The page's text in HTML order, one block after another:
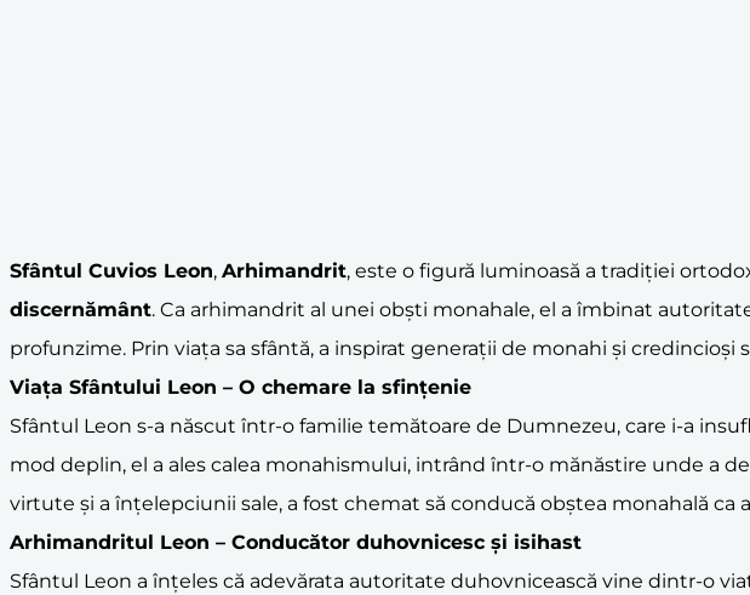
Sfântul Cuvios Leon, Arhimandrit, este o figură luminoasă a tradiției
discernământ. Ca arhimandrit al unei obști monahale, el a îmbinat
profunzime. Prin viața sa sfântă, a inspirat generații de monahi și
Viața Sfântului Leon – O chemare la sfințenie
Sfântul Leon s-a născut într-o familie temătoare de Dumnezeu, care i-a
mod deplin, el a ales calea monahismului, intrând într-o mănăstire unde a
virtute și a înțelepciunii sale, a fost chemat să conducă obștea monahală ca
Arhimandritul Leon – Conducător duhovnicesc și isihast
Sfântul Leon a înțeles că adevărata autoritate duhovnicească vine dintr-o